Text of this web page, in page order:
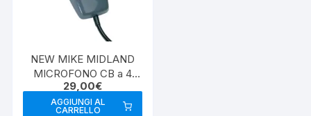
NEW MIKE MIDLAND
MICROFONO CB a 4
POLI ORIGINALE
29,00€
AGGIUNGI AL
CARRELLO